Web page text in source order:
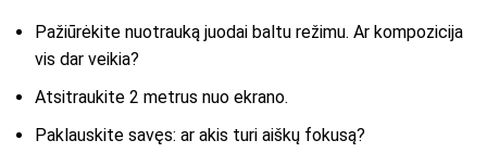
Pažiūrėkite nuotrauką juodai baltu režimu. Ar kompozicija
vis dar veikia?
Atsitraukite 2 metrus nuo ekrano.
Paklauskite savęs: ar akis turi aiškų fokusą?